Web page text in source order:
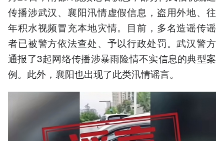
传播涉武汉、襄阳汛情虚假信息，盗用外地、往
年积水视频冒充本地灾情。目前，多名造谣传谣
者已被警方依法查处、予以行政处罚。武汉警方
通报了3起网络传播涉暴雨险情不实信息的典型案
例。此外，襄阳也出现了此类汛情谣言。